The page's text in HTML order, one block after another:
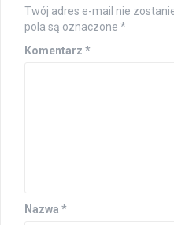
Twój adres e-mail nie
pola są oznaczone *
Komentarz *
Nazwa *